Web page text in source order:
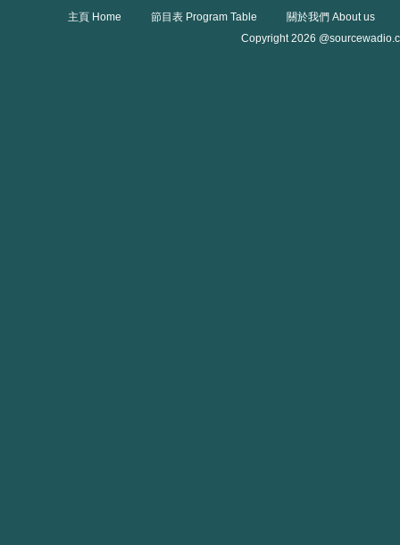
主頁 Home 節目表 Program Table
關於我們 About us
Copyright 2026